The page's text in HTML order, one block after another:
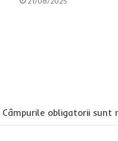
Câmpurile obligatorii sunt